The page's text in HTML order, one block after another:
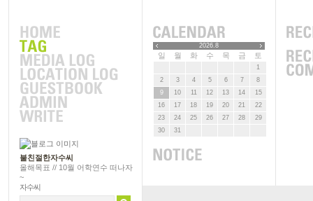
불친절한자수씨
올해목표 // 10월 어학연수 떠나자
~
자수씨
2026.8
일 월 화 수 목 금 토
1
2
3 4 5 6 7
8
9
10 11 12 13 14
15
16
17 18 19 20 21
22
23
24 25 26 27 28
29
30
31